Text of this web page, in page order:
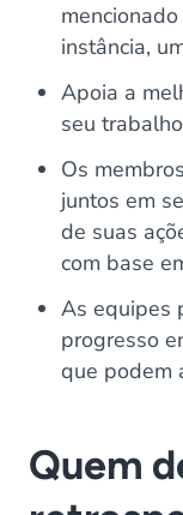
instância,
Apoia a
seu
Os
juntos em
de suas
com base
As equipes
progresso
que podem
Quem